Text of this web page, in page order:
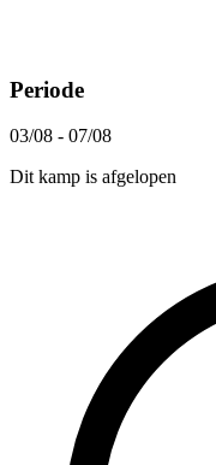
Periode
03/08 - 07/08
Dit kamp is afgelopen